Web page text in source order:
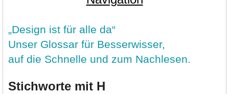
„Design ist für alle da“
Unser Glossar für Besserwisser,
auf die Schnelle und zum Nachlesen.
Stichworte mit H